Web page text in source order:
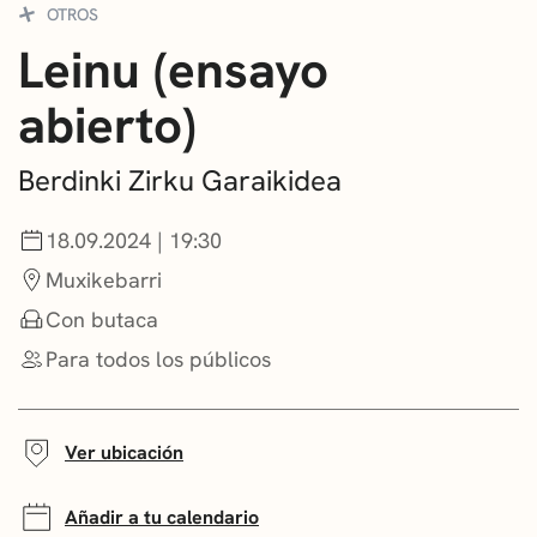
NOTICIAS
GETXO KULTURA
ASOCIACIONES CULTURALES
OTROS
Leinu (ensayo
abierto)
Berdinki Zirku Garaikidea
18.09.2024 | 19:30
Muxikebarri
Con butaca
Para todos los públicos
Ver ubicación
Añadir a tu calendario